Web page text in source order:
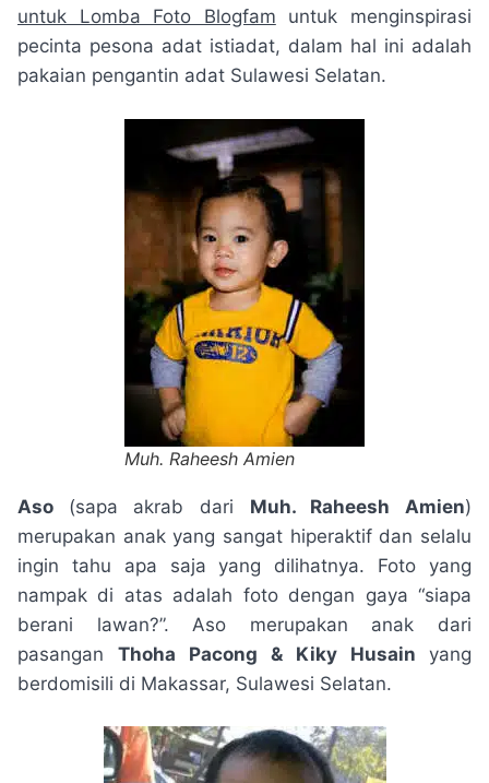
untuk Lomba Foto Blogfam untuk menginspirasi
pecinta pesona adat istiadat, dalam hal ini adalah
pakaian pengantin adat Sulawesi Selatan.
Muh. Raheesh Amien
Aso (sapa akrab dari Muh. Raheesh Amien)
merupakan anak yang sangat hiperaktif dan selalu
ingin tahu apa saja yang dilihatnya. Foto yang
nampak di atas adalah foto dengan gaya “siapa
berani lawan?”. Aso merupakan anak dari
pasangan Thoha Pacong & Kiky Husain yang
berdomisili di Makassar, Sulawesi Selatan.